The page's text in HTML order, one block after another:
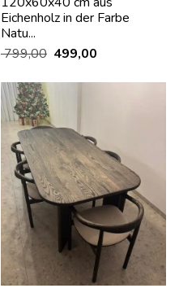
Eichenholz in der Farbe
Natu...
799,00 499,00